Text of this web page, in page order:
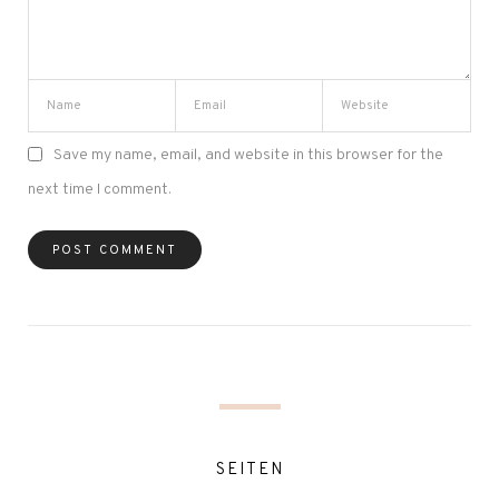
Save my name, email, and website in this browser for the
next time I comment.
SEITEN